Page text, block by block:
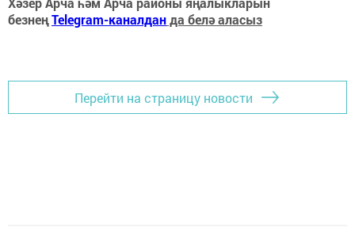
безнеңTelegram-каналданда белә аласыз
Перейти на страницу новости